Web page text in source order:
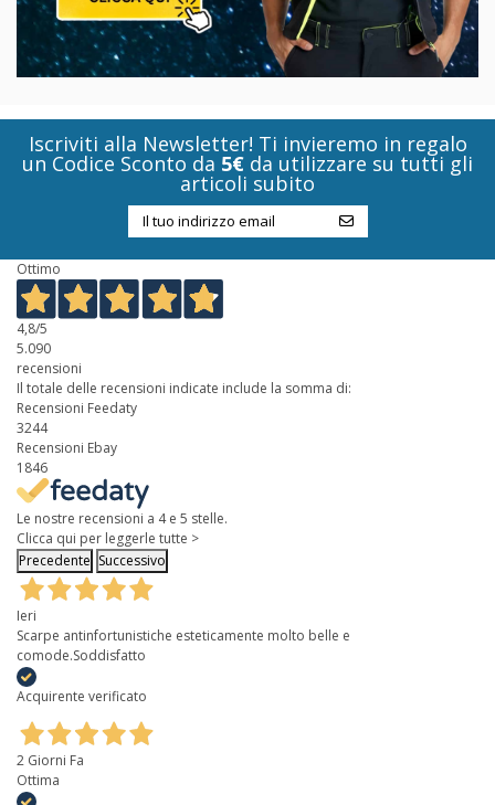
Iscriviti alla Newsletter! Ti invieremo in regalo
un Codice Sconto da 5€ da utilizzare su tutti gli
articoli subito
Ottimo
4,8/5
5.090
recensioni
Il totale delle recensioni indicate include la somma di:
Recensioni Feedaty
3244
Recensioni Ebay
1846
Le nostre recensioni a 4 e 5 stelle.
Clicca qui per leggerle tutte >
Precedente Successivo
Ieri
Scarpe antinfortunistiche esteticamente molto belle e
comode.Soddisfatto
Acquirente verificato
2 Giorni Fa
Ottima